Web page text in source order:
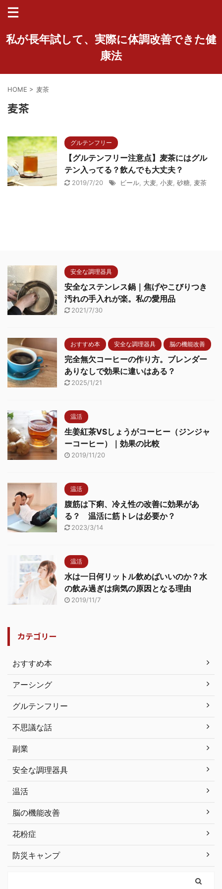
私が長年試して、実際に体調改善できた健
康法
HOME > 麦茶
麦茶
グルテンフリー
【グルテンフリー注意点】麦茶にはグル
テン入ってる？飲んでも大丈夫？
2019/7/20 ビール 大麦 小麦 砂糖 麦茶
安全な調理器具
安全なステンレス鍋｜焦げやこびりつき
汚れの手入れが楽。私の愛用品
2021/7/30
おすすめ本 安全な調理器具 脳の機能改善
完全無欠コーヒーの作り方。ブレンダー
ありなしで効果に違いはある？
2025/1/21
温活
生姜紅茶VSしょうがコーヒー（ジンジャ
ーコーヒー）｜効果の比較
2019/11/20
温活
腹筋は下痢、冷え性の改善に効果があ
る？ 温活に筋トレは必要か？
2023/3/14
温活
水は一日何リットル飲めばいいのか？水
の飲み過ぎは病気の原因となる理由
2019/11/7
カテゴリー
おすすめ本
アーシング
グルテンフリー
不思議な話
副業
安全な調理器具
温活
脳の機能改善
花粉症
防災キャンプ